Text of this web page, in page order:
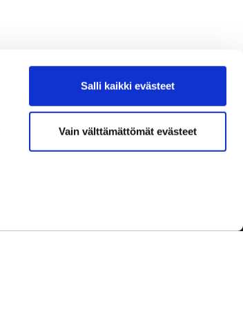
Salli kaikki evästeet
Vain välttämättömät evästeet